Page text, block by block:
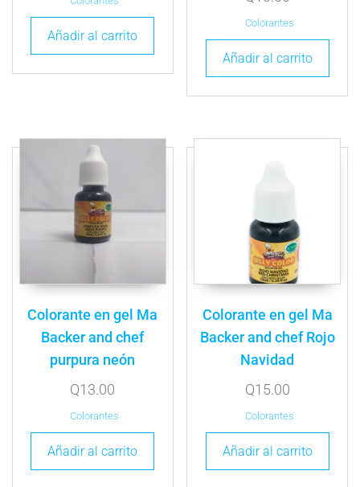
Añadir al carrito
Colorantes
Añadir al carrito
Colorante en gel Ma
Backer and chef
purpura neón
Q13.00
Colorantes
Añadir al carrito
Colorante en gel Ma
Backer and chef Rojo
Navidad
Q15.00
Colorantes
Añadir al carrito